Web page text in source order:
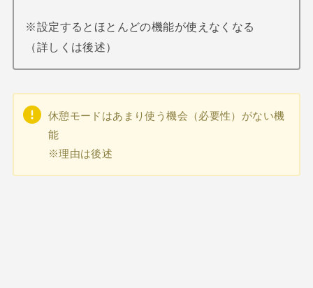
※設定するとほとんどの機能が使えなくなる
（詳しくは後述）
休憩モードはあまり使う機会（必要性）がない機
能
※理由は後述